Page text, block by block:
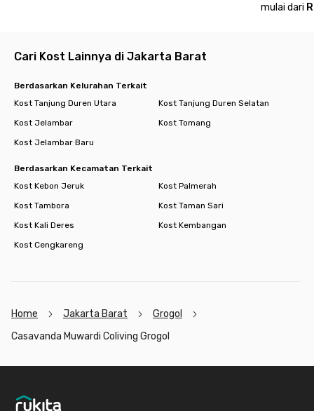
mulai dari
Cari Kost Lainnya di Jakarta Barat
Berdasarkan Kelurahan Terkait
Kost Tanjung Duren Utara
Kost Tanjung Duren Selatan
Kost Jelambar
Kost Tomang
Kost Jelambar Baru
Berdasarkan Kecamatan Terkait
Kost Kebon Jeruk
Kost Palmerah
Kost Tambora
Kost Taman Sari
Kost Kali Deres
Kost Kembangan
Kost Cengkareng
Home Jakarta Barat
Grogol
Casavanda Muwardi Coliving Grogol